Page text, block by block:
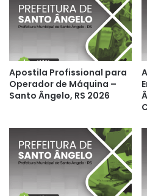
Apostila Profissional para
Operador de Máquina –
Santo Ângelo, RS 2026